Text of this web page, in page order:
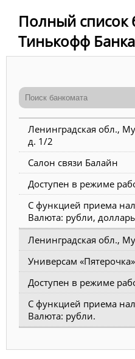
Полный список
Тинькофф
Ленинградская обл.,
д. 1/2
Салон связи Балайн
Доступен в режиме
С функцией приема
Валюта: рубли,
Ленинградская обл.,
Универсам «Пятерочка»
Доступен в режиме
С функцией приема
Валюта: рубли.